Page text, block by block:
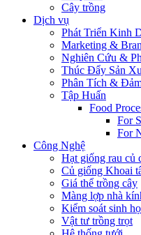
Cây trồng
Dịch vụ
Phát Triển Kinh
Marketing &
Nghiên Cứu &
Thúc Đẩy Sản
Phân Tích &
Tập Huấn
Food
For
For
Công Nghệ
Hạt giống rau củ
Củ giống Khoai
Giá thể trồng cây
Màng lợp nhà
Kiểm soát sinh
Vật tư trồng trọt